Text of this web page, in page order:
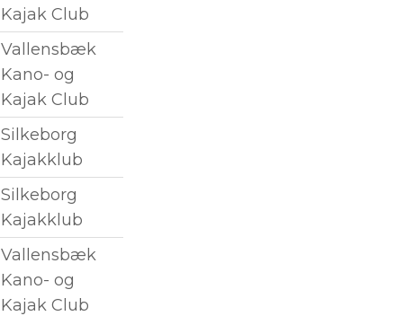
Kajak Club
Vallensbæk
Kano- og
Kajak Club
Silkeborg
Kajakklub
Silkeborg
Kajakklub
Vallensbæk
Kano- og
Kajak Club